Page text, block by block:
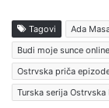
Tagovi Ada
Budi moje sunce
Ostrvska priča
Turska serija Ostrvska